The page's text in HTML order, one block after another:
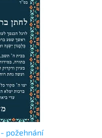
požehnání